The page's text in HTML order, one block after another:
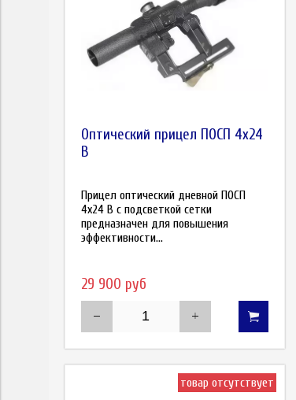
Оптический прицел ПОСП 4x24
В
Прицел оптический дневной ПОСП
4x24 В с подсветкой сетки
предназначен для повышения
эффективности...
29 900 руб
товар отсутствует